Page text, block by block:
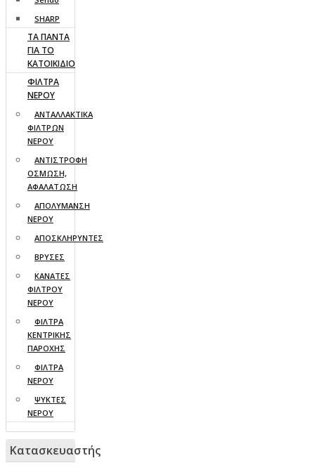
SHARP
ΤΑ ΠΑΝΤΑ
ΓΙΑ ΤΟ
ΚΑΤΟΙΚΙΔΙΟ
ΦΙΛΤΡΑ
ΝΕΡΟΥ
ΑΝΤΑΛΛΑΚΤΙΚΑ
ΦΙΛΤΡΩΝ
ΝΕΡΟΥ
ΑΝΤΙΣΤΡΟΦΗ
ΟΣΜΩΣΗ,
ΑΦΑΛΑΤΩΣΗ
ΑΠΟΛΥΜΑΝΣΗ
ΝΕΡΟΥ
ΑΠΟΣΚΛΗΡΥΝΤΕΣ
ΒΡΥΣΕΣ
ΚΑΝΑΤΕΣ
ΦΙΛΤΡΟΥ
ΝΕΡΟΥ
ΦΙΛΤΡΑ
ΚΕΝΤΡΙΚΗΣ
ΠΑΡΟΧΗΣ
ΦΙΛΤΡΑ
ΝΕΡΟΥ
ΨΥΚΤΕΣ
ΝΕΡΟΥ
Κατασκευαστής